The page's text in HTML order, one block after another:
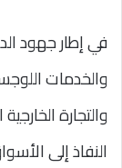
في إطار جهود
والخدمات
والتجارة
النفاذ إلى